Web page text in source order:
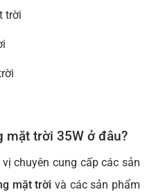
trời
mặt trời 35W ở đâu?
chuyên cung cấp các sản
mặt trời và các sản phẩm